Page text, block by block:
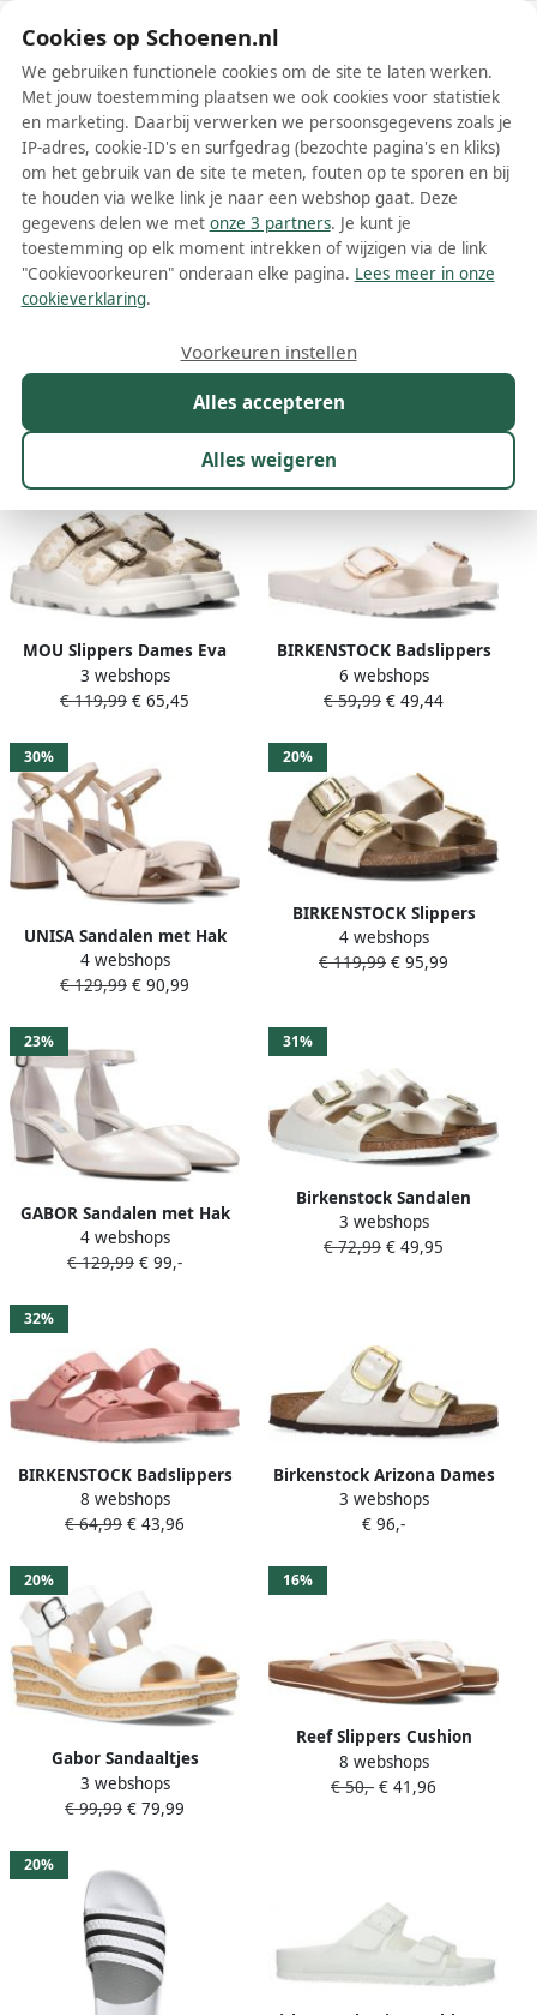
Schoenen.nl
Wis filters Alle filters
Witte dames sandalen
Op zoek naar een stijlvolle upgrade voor je zomerse outfit? Dan zijn
witte dames sandalen dé perfecte keuze! Dankzij het neutrale en
passen ze bij vrijwel elke stijl, van casual tot chic. Witte sandalen zijn
namelijk makkelijk te combineren met zowel felle als zachte
kleuren, waardoor je altijd goed zit. Of je nu een strandwandeling
maakt, geniet van een drankje op het terras, of een zomerse
bruiloft bijwoont, witte dames sandalen voegen stijl en comfort toe
aan elke gelegenheid.
Model Kleur
45%
MOU Slippers Dames Eva
One-piece Slide Two-buckles
Maat: 37 Materiaal: Rubber
3 webshops
€ 119,99 € 65,45
17%
BIRKENSTOCK Badslippers
Dames Madrid Big Buckle
Eva Maat: 42 Materiaal:
6 webshops
€ 59,99 € 49,44
30%
UNISA Sandalen met Hak
Dames Medway Maat: 41
Materiaal: Leer Kleur: Wit
4 webshops
€ 129,99 € 90,99
20%
BIRKENSTOCK Slippers
Dames Sydney Cushion
Buckle Maat: 42 Materiaal:
4 webshops
€ 119,99 € 95,99
23%
GABOR Sandalen met Hak
Dames 340 Maat: 36
Materiaal: Leer Kleur: Wit
4 webshops
€ 129,99 € 99,-
31%
Birkenstock Sandalen
Arizona Kids Birko Flor
Fashion Wear Kinderen
3 webshops
€ 72,99 € 49,95
32%
BIRKENSTOCK Badslippers
Dames Arizona Big Buckle
Eva Maat: 39 Materiaal:
8 webshops
€ 64,99 € 43,96
Birkenstock Arizona Dames
Slippers Graceful Pearl
White Narrow fit | Wit |
3 webshops
€ 96,-
20%
Gabor Sandaaltjes
zomerschoen sandaal
sleehak met bijzondere
3 webshops
€ 99,99 € 79,99
16%
Reef Slippers Cushion
Breeze RF001454CLD Wit
Bruin
8 webshops
€ 50,- € 41,96
20%
Cookies op Schoenen.nl
We gebruiken functionele cookies om de site te laten werken.
Met jouw toestemming plaatsen we ook cookies voor statistiek
en marketing. Daarbij verwerken we persoonsgegevens zoals je
IP-adres, cookie-ID's en surfgedrag (bezochte pagina's en kliks)
om het gebruik van de site te meten, fouten op te sporen en bij
te houden via welke link je naar een webshop gaat. Deze
gegevens delen we met onze 3 partners. Je kunt je
toestemming op elk moment intrekken of wijzigen via de link
"Cookievoorkeuren" onderaan elke pagina. Lees meer in onze
cookieverklaring.
Alles accepteren
Alles weigeren
Voorkeuren instellen